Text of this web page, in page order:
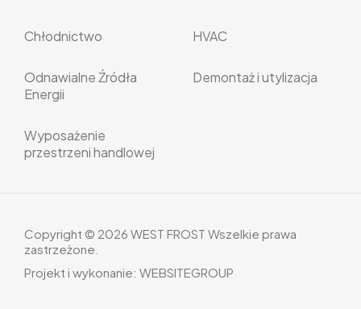
Chłodnictwo HVAC
Odnawialne Źródła
Energii
Demontaż i utylizacja
Wyposażenie
przestrzeni handlowej
Copyright © 2026 WEST FROST Wszelkie prawa
zastrzeżone.
Projekt i wykonanie: WEBSITEGROUP